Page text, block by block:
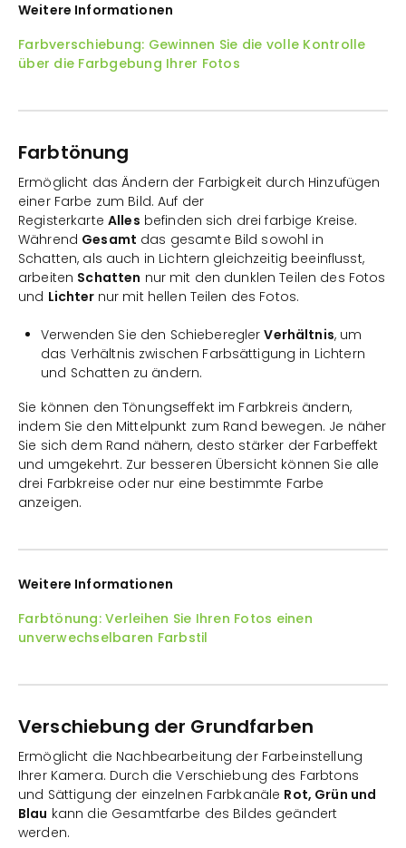
Weitere Informationen
Farbverschiebung: Gewinnen Sie die volle Kontrolle
über die Farbgebung Ihrer Fotos
Farbtönung
Ermöglicht das Ändern der Farbigkeit durch Hinzufügen
einer Farbe zum Bild. Auf der
Registerkarte Alles befinden sich drei farbige Kreise.
Während Gesamt das gesamte Bild sowohl in
Schatten, als auch in Lichtern gleichzeitig beeinflusst,
arbeiten Schatten nur mit den dunklen Teilen des Fotos
und Lichter nur mit hellen Teilen des Fotos.
Verwenden Sie den SchiebereglerVerhältnis, um
das Verhältnis zwischen Farbsättigung in Lichtern
und Schatten zu ändern.
Sie können den Tönungseffekt im Farbkreis ändern,
indem Sie den Mittelpunkt zum Rand bewegen. Je näher
Sie sich dem Rand nähern, desto stärker der Farbeffekt
und umgekehrt. Zur besseren Übersicht können Sie alle
drei Farbkreise oder nur eine bestimmte Farbe
anzeigen.
Weitere Informationen
Farbtönung: Verleihen Sie Ihren Fotos einen
unverwechselbaren Farbstil
Verschiebung der Grundfarben
Ermöglicht die Nachbearbeitung der Farbeinstellung
Ihrer Kamera. Durch die Verschiebung des Farbtons
und Sättigung der einzelnen Farbkanäle Rot, Grün und
Blau kann die Gesamtfarbe des Bildes geändert
werden.